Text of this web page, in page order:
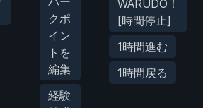
クポ
イン
トを
編集
経験
WARUDO！
[時間停止]
1時間進む
1時間戻る